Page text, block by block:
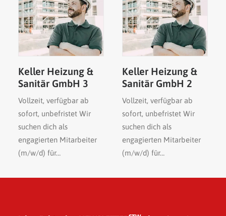
Keller Heizung &
Sanitär GmbH 3
Vollzeit, verfügbar ab
sofort, unbefristet Wir
suchen dich als
engagierten Mitarbeiter
(m/w/d) für…
Keller Heizung &
Sanitär GmbH 2
Vollzeit, verfügbar ab
sofort, unbefristet Wir
suchen dich als
engagierten Mitarbeiter
(m/w/d) für…